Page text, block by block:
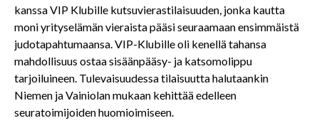
kanssa VIP Klubille kutsuvierastilaisuuden, jonka kautta
moni yrityselämän vieraista pääsi seuraamaan ensimmäistä
judotapahtumaansa. VIP-Klubille oli kenellä tahansa
mahdollisuus ostaa sisäänpääsy- ja katsomolippu
tarjoiluineen. Tulevaisuudessa tilaisuutta halutaankin
Niemen ja Vainiolan mukaan kehittää edelleen
seuratoimijoiden huomioimiseen.